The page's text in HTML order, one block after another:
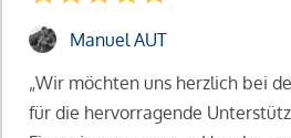
Manuel AUT
„Wir möchten uns herzlich bei
für die hervorragende